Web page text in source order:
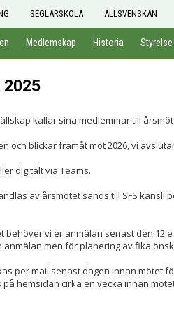
SEGLARSKOLA ALLSVENSKAN
Medlemskap Historia Styrelse
2025
kallar sina medlemmar till
och blickar framåt mot 2026, vi
digitalt via Teams.
av årsmötet sänds till SFS kansli
behöver vi er anmälan senast den
men för planering av fika
per mail senast dagen innan mötet
hemsidan cirka en vecka innan